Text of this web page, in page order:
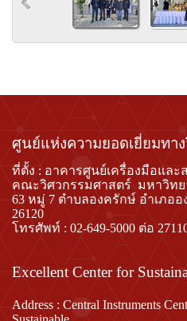
ศูนย์แห่งความยอดเยี่ยมทา
ที่ตั้ง : อาคารศูนย์เครื่องมือและ
คณะวิศวกรรมศาสตร์ มหาวิท
63 หมู่ 7 ตำบลองครักษ์ อำเภอ
26120
โทรศัพท์ : 02-649-5000 ต่อ
Excellent Center for
Address : Central Instruments